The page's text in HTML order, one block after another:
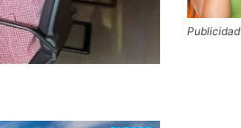
Publicidad